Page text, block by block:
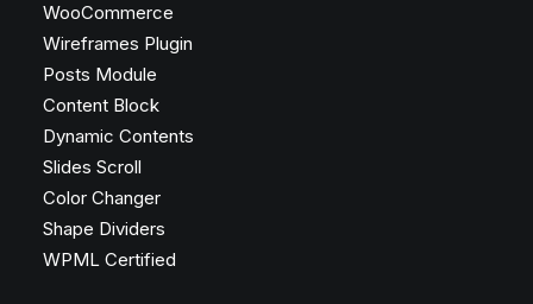
WooCommerce
Wireframes Plugin
Posts Module
Content Block
Dynamic Contents
Slides Scroll
Color Changer
Shape Dividers
WPML Certified